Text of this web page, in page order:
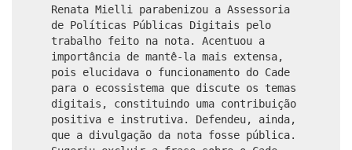
Renata Mielli parabenizou a Assessoria
de Políticas Públicas Digitais pelo
trabalho feito na nota. Acentuou a
importância de mantê-la mais extensa,
pois elucidava o funcionamento do Cade
para o ecossistema que discute os temas
digitais, constituindo uma contribuição
positiva e instrutiva. Defendeu, ainda,
que a divulgação da nota fosse pública.